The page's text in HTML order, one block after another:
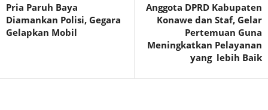
Pria Paruh Baya
Diamankan Polisi, Gegara
Gelapkan Mobil
Anggota DPRD Kabupaten
Konawe dan Staf, Gelar
Pertemuan Guna
Meningkatkan Pelayanan
yang lebih Baik